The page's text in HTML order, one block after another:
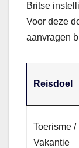
Britse
Voor deze
aanvragen
Reisdoel
Toerisme /
Vakantie